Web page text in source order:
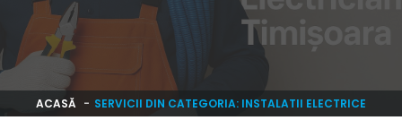
ACASĂ SERVICII DIN CATEGORIA: INSTALATII ELECTRICE